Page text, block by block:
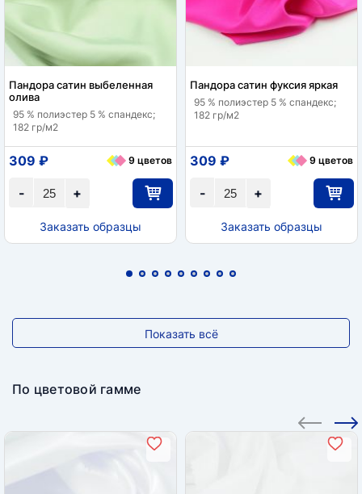
Пандора сатин выбеленная
олива
95 % полиэстер 5 % спандекс;
182 гр/м2
+
-
309 ₽ 9 цветов
Заказать образцы
Пандора сатин фуксия яркая
95 % полиэстер 5 % спандекс;
182 гр/м2
+
-
309 ₽ 9 цветов
Заказать образцы
Показать всё
По цветовой гамме